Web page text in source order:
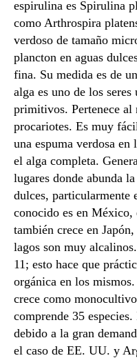
espirulina es Spirulina
como Arthrospira
verdoso de tamaño
plancton en aguas
fina. Su medida es de
alga es uno de los
primitivos. Pertenece al
procariotes. Es muy
una espuma verdosa
el alga completa.
lugares donde abunda
dulces, particularmente
conocido es en México,
también crece en
lagos son muy
11; esto hace que
orgánica en los
crece como
comprende 35
debido a la gran
el caso de EE. UU. y